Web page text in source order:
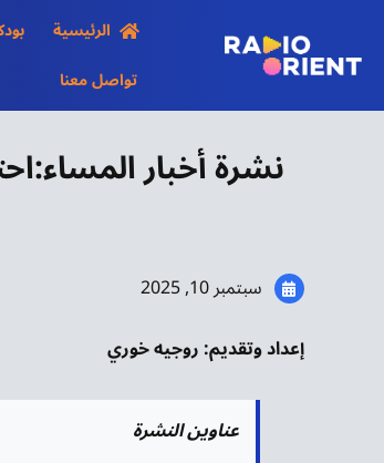
content
الرئيسية
تواصل معنا
سبتمبر 10, 2025
إعداد وتقديم: روجيه خوري
عناوين النشرة